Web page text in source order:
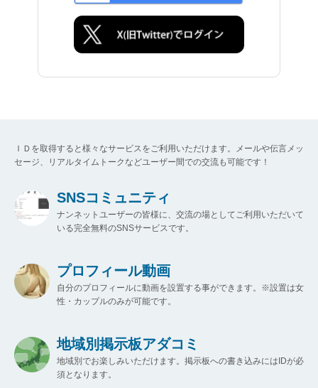
ＩＤを取得すると様々なサービスをご利用いただけます。メールや伝言メッ
セージ、リアルタイムトークなどユーザー間での交流も可能です！
SNSコミュニティ
ナンネットユーザーの皆様に、交流の場としてご利用いただいて
いる完全無料のSNSサービスです。
プロフィール動画
自分のプロフィールに動画を設置する事ができます。※設置は女
性・カップルのみが可能です。
地域別掲示板アダコミ
地域別でお楽しみいただけます。掲示板への書き込みにはIDが必
須となります。